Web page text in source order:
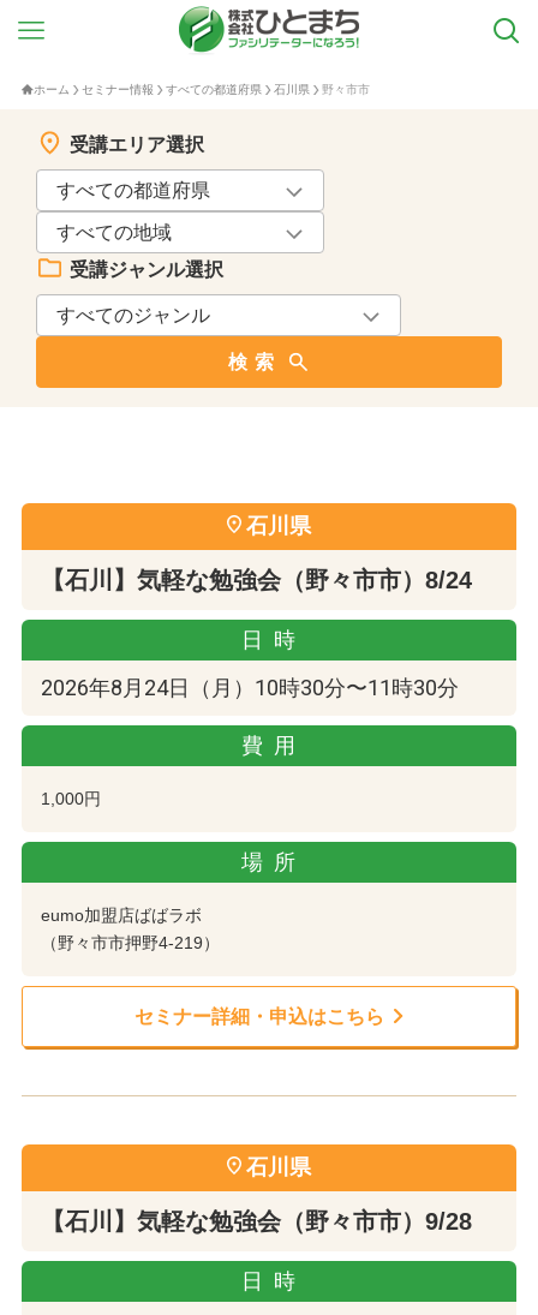
ホーム セミナー情報 すべての都道府県 石川県 野々市市
受講エリア選択
受講ジャンル選択
検索
石川県
【石川】気軽な勉強会（野々市市）8/24
日時
2026年8月24日（月）10時30分〜11時30分
費用
1,000円
場所
eumo加盟店ばばラボ
（野々市市押野4-219）
セミナー詳細・申込はこちら
石川県
【石川】気軽な勉強会（野々市市）9/28
日時